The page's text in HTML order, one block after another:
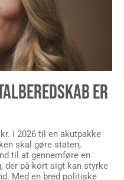
ER
i 2026 til en akutpakke
skal gøre staten,
til at gennemføre en
der på kort sigt kan styrke
Med en bred politiske